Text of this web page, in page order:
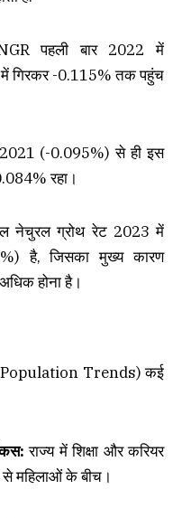
पहली बार 2022 में
गिरकर -0.115% तक पहुंच
2021 (-0.095%) से ही इस
रहा।
नेचुरल ग्रोथ रेट 2023 में
है, जिसका मुख्य कारण
होना है।
Population Trends) कई
राज्य में शिक्षा और करियर
से महिलाओं के बीच।